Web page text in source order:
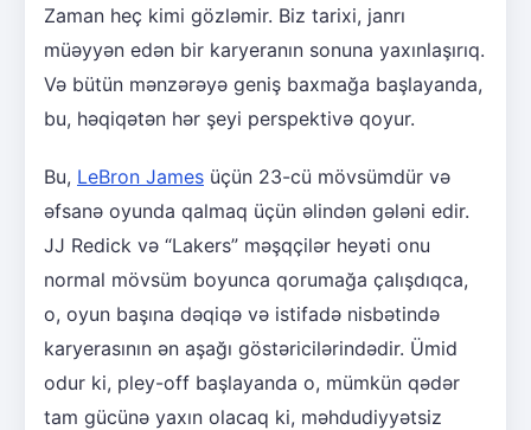
Zaman heç kimi gözləmir. Biz tarixi, janrı
müəyyən edən bir karyeranın sonuna yaxınlaşırıq.
Və bütün mənzərəyə geniş baxmağa başlayanda,
bu, həqiqətən hər şeyi perspektivə qoyur.
Bu, LeBron James üçün 23-cü mövsümdür və
əfsanə oyunda qalmaq üçün əlindən gələni edir.
JJ Redick və “Lakers” məşqçilər heyəti onu
normal mövsüm boyunca qorumağa çalışdıqca,
o, oyun başına dəqiqə və istifadə nisbətində
karyerasının ən aşağı göstəricilərindədir. Ümid
odur ki, pley-off başlayanda o, mümkün qədər
tam gücünə yaxın olacaq ki, məhdudiyyətsiz